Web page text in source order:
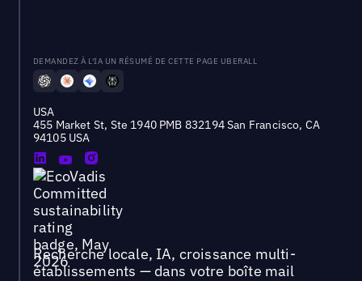
DEMANDEZ À L'IA UN RÉSUMÉ DE CETTE PAGE UBERALL
USA
455 Market St, Ste 1940 PMB 832194 San Francisco, CA
94105 USA
Recherche locale, IA, croissance multi-
établissements — dans votre boîte mail